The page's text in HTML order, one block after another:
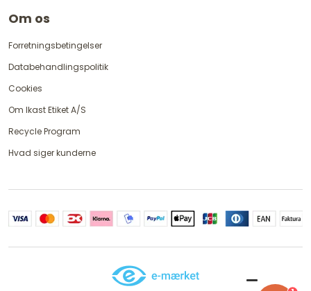
Om os
Forretningsbetingelser
Databehandlingspolitik
Cookies
Om Ikast Etiket A/S
Recycle Program
Hvad siger kunderne